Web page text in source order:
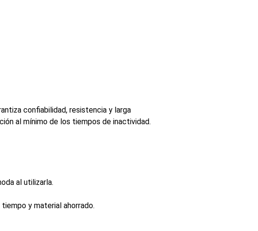
confiabilidad, resistencia y larga
al mínimo de los tiempos de inactividad.
al utilizarla.
y material ahorrado.